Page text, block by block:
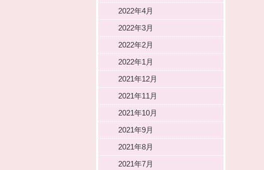
2022年4月
2022年3月
2022年2月
2022年1月
2021年12月
2021年11月
2021年10月
2021年9月
2021年8月
2021年7月